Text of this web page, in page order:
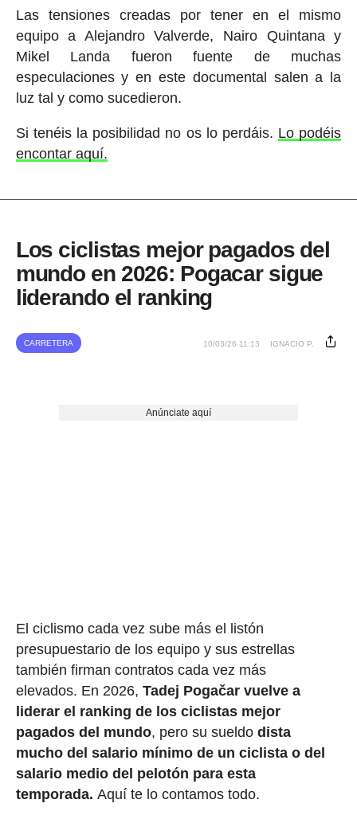
Las tensiones creadas por tener en el mismo
equipo a Alejandro Valverde, Nairo Quintana y
Mikel Landa fueron fuente de muchas
especulaciones y en este documental salen a la
luz tal y como sucedieron.
Si tenéis la posibilidad no os lo perdáis. Lo podéis
encontar aquí.
Los ciclistas mejor pagados del
mundo en 2026: Pogacar sigue
liderando el ranking
CARRETERA 10/03/26 11:13 IGNACIO P.
Anúnciate aquí
El ciclismo cada vez sube más el listón
presupuestario de los equipo y sus estrellas
también firman contratos cada vez más
elevados. En 2026, Tadej Pogačar vuelve a
liderar el ranking de los ciclistas mejor
pagados del mundo, pero su sueldo dista
mucho del salario mínimo de un ciclista o del
salario medio del pelotón para esta
temporada. Aquí te lo contamos todo.